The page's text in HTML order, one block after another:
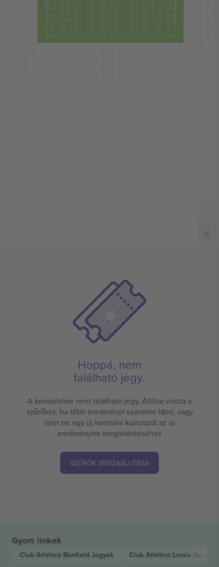
Hoppá, nem
található jegy.
A kereséshez nem található jegy. Állítsa vissza a
szűrőket, ha több eredményt szeretne látni, vagy
írjon be egy új keresési kulcsszót az új
eredmények megtekintéséhez
SZŰRŐK VISSZAÁLLÍTÁSA
Gyors linkek
Club Atlético Banfield Jegyek Club Atlético Lanús Jegyek